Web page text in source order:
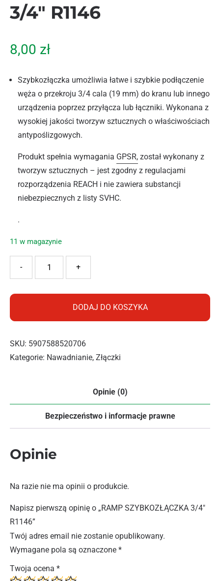
3/4″ R1146
8,00 zł
Szybkozłączka umożliwia łatwe i szybkie podłączenie
węża o przekroju 3/4 cala (19 mm) do kranu lub innego
urządzenia poprzez przyłącza lub łączniki. Wykonana z
wysokiej jakości tworzyw sztucznych o właściwościach
antypoślizgowych.
Produkt spełnia wymagania GPSR, został wykonany z
tworzyw sztucznych – jest zgodny z regulacjami
rozporządzenia REACH i nie zawiera substancji
niebezpiecznych z listy SVHC.
.
11 w magazynie
+
-
DODAJ DO KOSZYKA
SKU: 5907588520706
Kategorie: Nawadnianie, Złączki
Opinie (0)
Bezpieczeństwo i informacje prawne
Opinie
Na razie nie ma opinii o produkcie.
Napisz pierwszą opinię o „RAMP SZYBKOZŁĄCZKA 3/4″
R1146”
Twój adres email nie zostanie opublikowany.
Wymagane pola są oznaczone *
Twoja ocena *